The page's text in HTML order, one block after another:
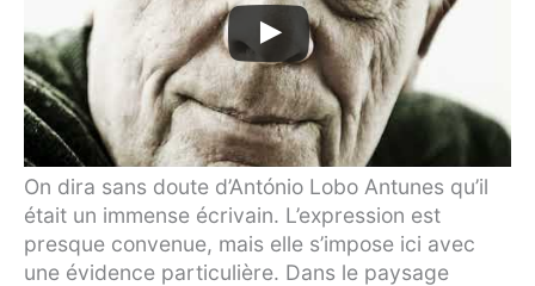
On dira sans doute d’António Lobo Antunes qu’il
était un immense écrivain. L’expression est
presque convenue, mais elle s’impose ici avec
une évidence particulière. Dans le paysage